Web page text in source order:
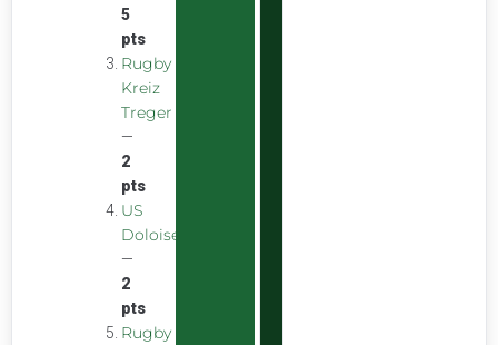
5
pts
Rugby
Kreiz
Treger
—
2
pts
US
Doloise
—
2
pts
Rugby